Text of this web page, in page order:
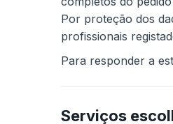
Por proteção dos
profissionais
Para responder a
Serviços